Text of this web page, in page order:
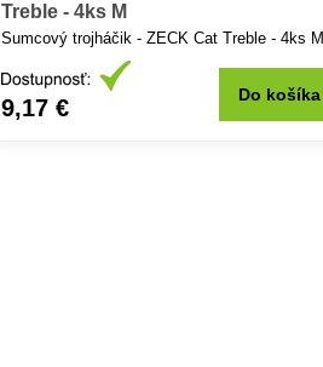
Treble - 4ks M
Sumcový trojháčik - ZECK Cat Treble - 4ks M
9,17 € Do košíka